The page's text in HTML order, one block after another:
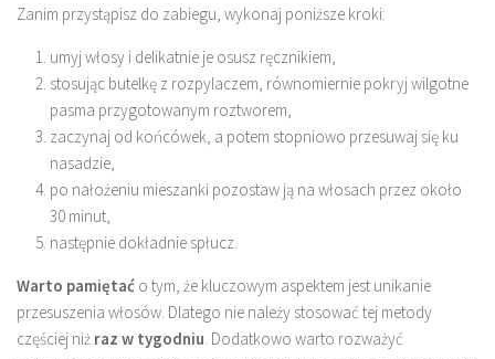
Zanim przystąpisz do zabiegu, wykonaj poniższe kroki:
umyj włosy i delikatnie je osusz ręcznikiem,
stosując butelkę z rozpylaczem, równomiernie pokryj wilgotne
pasma przygotowanym roztworem,
zaczynaj od końcówek, a potem stopniowo przesuwaj się ku
nasadzie,
po nałożeniu mieszanki pozostaw ją na włosach przez około
30 minut,
następnie dokładnie spłucz.
Warto pamiętać o tym, że kluczowym aspektem jest unikanie
przesuszenia włosów. Dlatego nie należy stosować tej metody
częściej niż raz w tygodniu. Dodatkowo warto rozważyć